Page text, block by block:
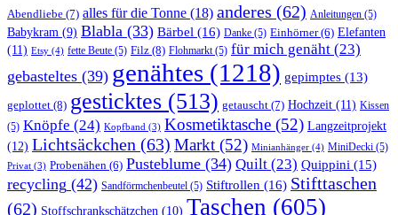
Abendliebe (7) alles für die Tonne (18) anderes (62) Anleitungen (5)
Babykram (9) Blabla (33) Bärbel (16) Danke (5) Einhörner(6) Elefanten
(11) Etsy (4) fette Beute (5) Filz (8) Flohmarkt (5) für mich genäht (23)
gebasteltes (39) genähtes (1218) gepimptes (13)
geplottet (8) gesticktes (513) getauscht (7) Hochzeit (11) Kissen
(5) Knöpfe (24) Kopfband (3) Kosmetiktasche (52) Langzeitprojekt
(12) Lichtsäckchen (63) Markt (52) Minianhänger (4) MiniDecki (5)
Privat (3) Probenähen (6) Pusteblume (34) Quilt (23) Quippini (15)
recycling (42) Sandförmchenbeutel (5) Stiftrollen (16) Stifttaschen
(62) Stoffschrankschätzchen (10) Taschen (605)